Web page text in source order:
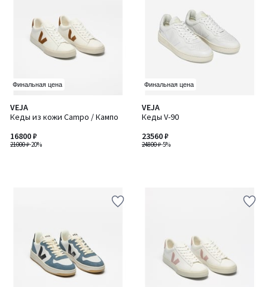
Финальная цена
VEJA
Кеды из кожи Campo / Кампо
21000 ₽-20%
16800 ₽
Финальная цена
VEJA
Кеды V-90
24800 ₽-5%
23560 ₽